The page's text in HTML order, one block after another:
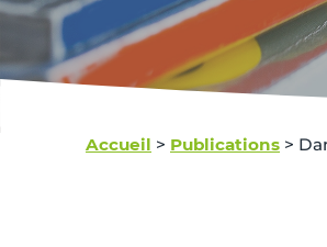
Accueil > Publications >